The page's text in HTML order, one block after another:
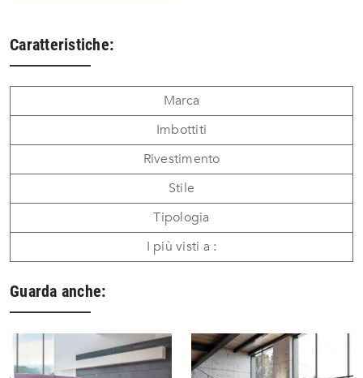
Caratteristiche:
Marca
Imbottiti
Rivestimento
Stile
Tipologia
I più visti a :
Guarda anche: